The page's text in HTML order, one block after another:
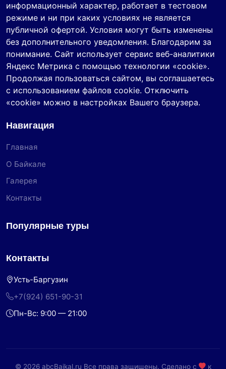
информационный характер, работает в тестовом
режиме и ни при каких условиях не является
публичной офертой. Условия могут быть изменены
без дополнительного уведомления. Благодарим за
понимание. Сайт использует сервис веб-аналитики
Яндекс Метрика с помощью технологии «cookie».
Продолжая пользоваться сайтом, вы соглашаетесь
с использованием файлов cookie. Отключить
«cookie» можно в настройках Вашего браузера.
Навигация
Главная
О Байкале
Галерея
Контакты
Популярные туры
Контакты
Усть-Баргузин
+7(924) 651-90-31
Пн-Вс: 9:00 — 21:00
© 2026 abcBaikal.ru Все права защищены. Сделано с к